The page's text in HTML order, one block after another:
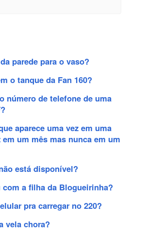
parede para o vaso?
o tanque da Fan 160?
número de telefone de uma
aparece uma vez em uma
em um mês mas nunca em um
está disponível?
com a filha da Blogueirinha?
pra carregar no 220?
vela chora?